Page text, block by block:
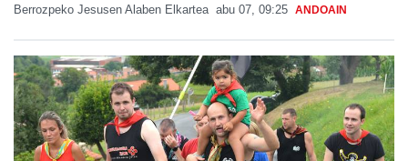
Berrozpeko Jesusen Alaben Elkartea abu 07, 09:25 ANDOAIN